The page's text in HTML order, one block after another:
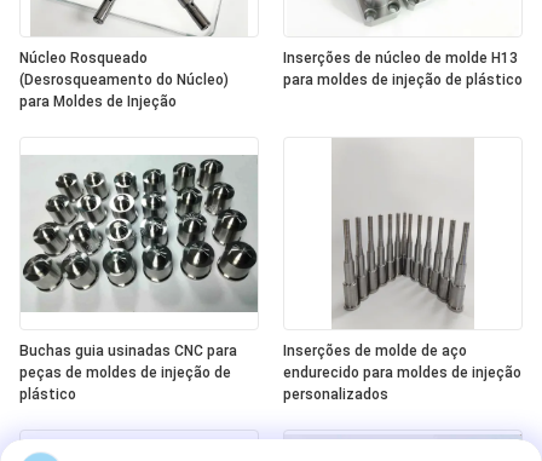
Núcleo Rosqueado
(Desrosqueamento do Núcleo)
para Moldes de Injeção
Inserções de núcleo de molde H13
para moldes de injeção de plástico
Buchas guia usinadas CNC para
peças de moldes de injeção de
plástico
Inserções de molde de aço
endurecido para moldes de injeção
personalizados